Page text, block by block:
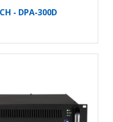
- DPA-300D